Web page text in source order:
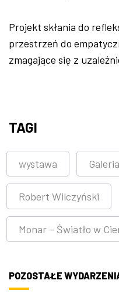
Projekt skłania do
przestrzeń do
zmagające się z
TAGI
wystawa
Robert Wilczyński
Monar – Światło w
POZOSTAŁE